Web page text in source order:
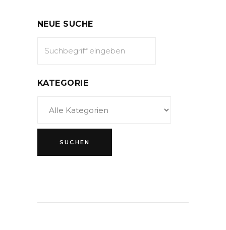
NEUE SUCHE
KATEGORIE